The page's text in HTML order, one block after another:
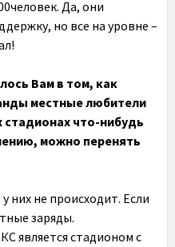
Да, они
но все на уровне –
Вам в том, как
местные любители
стадионах что-нибудь
можно перенять
них не происходит. Если
заряды.
является стадионом с